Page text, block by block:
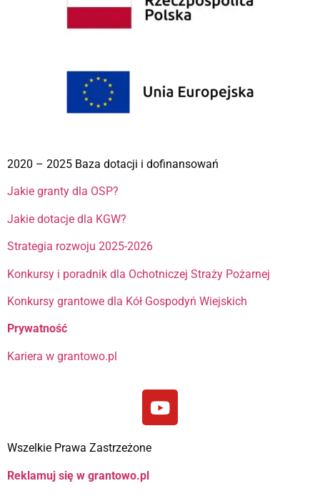
2020 – 2025 Baza dotacji i dofinansowań
Jakie granty dla OSP?
Jakie dotacje dla KGW?
Strategia rozwoju 2025-2026
Konkursy i poradnik dla Ochotniczej Straży Pożarnej
Konkursy grantowe dla Kół Gospodyń Wiejskich
Prywatność
Kariera w grantowo.pl
Wszelkie Prawa Zastrzeżone
Reklamuj się w grantowo.pl